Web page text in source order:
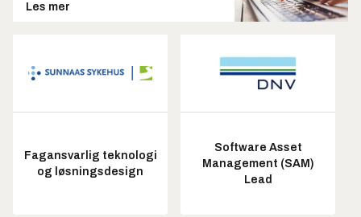
Les mer
Fagansvarlig teknologi
og løsningsdesign
Software Asset
Management (SAM)
Lead